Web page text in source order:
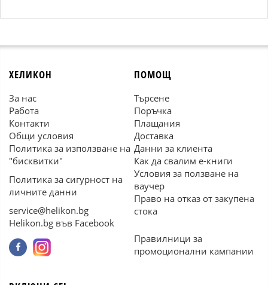
ХЕЛИКОН
За нас
Работа
Контакти
Общи условия
Политика за използване на
"бисквитки"
Политика за сигурност на
личните данни
service@helikon.bg
Helikon.bg във Facebook
ПОМОЩ
Търсене
Поръчка
Плащания
Доставка
Данни за клиента
Как да свалим е-книги
Условия за ползване на
ваучер
Право на отказ от закупена
стока
Правилници за
промоционални кампании